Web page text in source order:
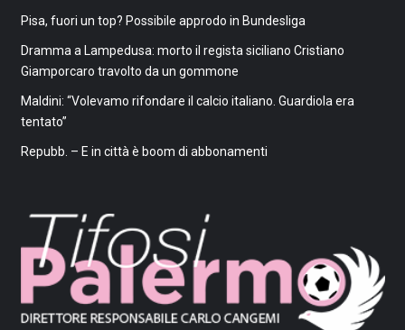
Pisa, fuori un top? Possibile approdo in Bundesliga
Dramma a Lampedusa: morto il regista siciliano Cristiano
Giamporcaro travolto da un gommone
Maldini: “Volevamo rifondare il calcio italiano. Guardiola era
tentato”
Repubb. – E in città è boom di abbonamenti